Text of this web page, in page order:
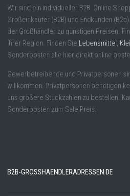
Wir sind ein individueller B2B Online
Großeinkäufer (B2B) und Endkunden
der Großhändler zu günstigen Preisen.
Ihrer Region. Finden Sie Lebensmittel ,
Sonderposten alle hier direkt online
Gewerbetreibende und Privatpersonen
willkommen. Privatpersonen benötigen
uns größere Stückzahlen zu bestellen.
Sonderposten zum Sale Preis.
B2B-GROSSHAENDLERADRESSEN.DE